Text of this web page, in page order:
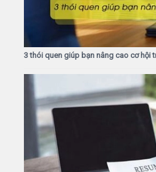
3 thói quen giúp bạn nâng cao cơ hội